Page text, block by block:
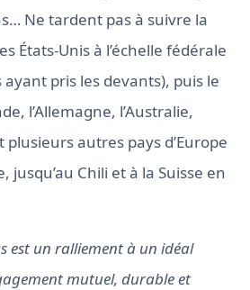
Ne tardent pas à suivre la
États-Unis à l’échelle fédérale
pris les devants), puis le
l’Allemagne, l’Australie,
plusieurs autres pays d’Europe
jusqu’au Chili et à la Suisse en
est un ralliement à un idéal
mutuel, durable et